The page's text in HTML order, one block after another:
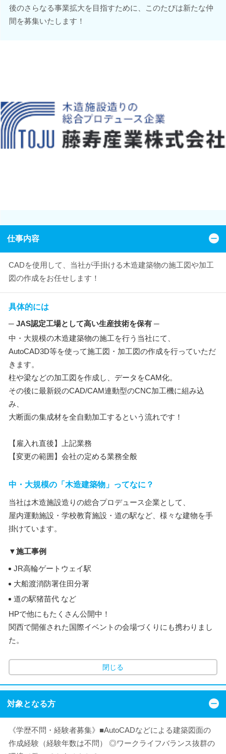
後のさらなる事業拡大を目指すために、このたびは新たな仲
間を募集いたします！
仕事内容
CADを使用して、当社が手掛ける木造建築物の施工図や加工
図の作成をお任せします！
具体的には
─ JAS認定工場として高い生産技術を保有 ─
中・大規模の木造建築物の施工を行う当社にて、
AutoCAD3D等を使って施工図・加工図の作成を行っていただ
きます。
柱や梁などの加工図を作成し、データをCAM化。
その後に最新鋭のCAD/CAM連動型のCNC加工機に組み込
み、
大断面の集成材を全自動加工するという流れです！
【雇入れ直後】上記業務
【変更の範囲】会社の定める業務全般
中・大規模の「木造建築物」ってなに？
当社は木造施設造りの総合プロデュース企業として、
屋内運動施設・学校教育施設・道の駅など、様々な建物を手
掛けています。
▼施工事例
JR高輪ゲートウェイ駅
大船渡消防署住田分署
道の駅猪苗代 など
HPで他にもたくさん公開中！
関西で開催された国際イベントの会場づくりにも携わりまし
た。
閉じる
対象となる方
《学歴不問・経験者募集》■AutoCADなどによる建築図面の
作成経験（経験年数は不問） ◎ワークライフバランス抜群の